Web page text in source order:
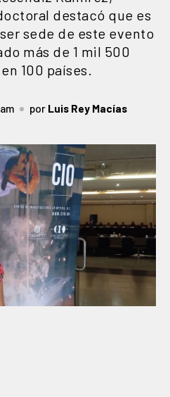
destacó que es
sede de este evento
más de 1 mil 500
100 países.
por Luis Rey Macías